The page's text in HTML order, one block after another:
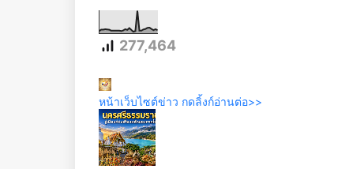
277,464
หน้าเว็บไซต์ข่าว กดลิ้งก์อ่านต่อ>>